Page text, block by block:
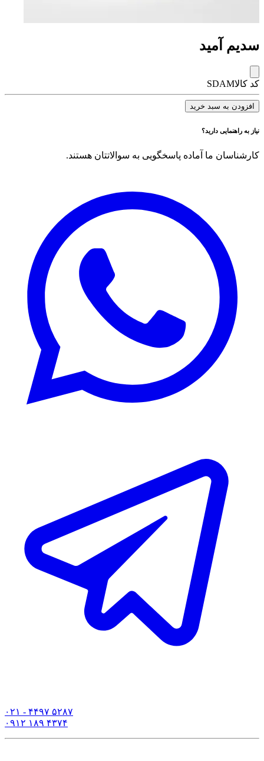
سدیم آمید
کد کالاSDAM
افزودن به سبد خرید
نیاز به راهنمایی دارید؟
کارشناسان ما آماده پاسخگویی به سوالاتتان هستند.
۰۲۱ - ۴۴۹۷ ۵۲۸۷
۰۹۱۲ ۱۸۹ ۴۳۷۴